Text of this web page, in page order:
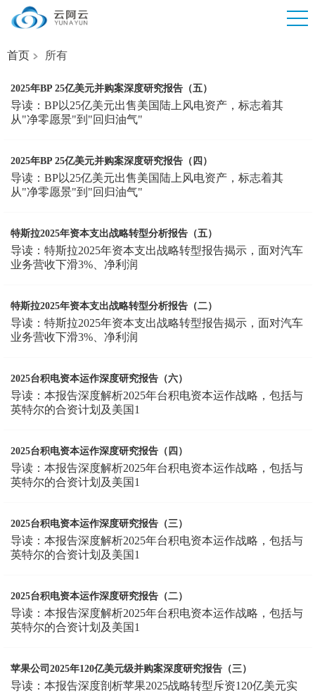
首页 所有
2025年BP 25亿美元并购案深度研究报告（五）
导读：BP以25亿美元出售美国陆上风电资产，标志着其
从"净零愿景"到"回归油气"
2025年BP 25亿美元并购案深度研究报告（四）
导读：BP以25亿美元出售美国陆上风电资产，标志着其
从"净零愿景"到"回归油气"
特斯拉2025年资本支出战略转型分析报告（五）
导读：特斯拉2025年资本支出战略转型报告揭示，面对汽车
业务营收下滑3%、净利润
特斯拉2025年资本支出战略转型分析报告（二）
导读：特斯拉2025年资本支出战略转型报告揭示，面对汽车
业务营收下滑3%、净利润
2025台积电资本运作深度研究报告（六）
导读：本报告深度解析2025年台积电资本运作战略，包括与
英特尔的合资计划及美国1
2025台积电资本运作深度研究报告（四）
导读：本报告深度解析2025年台积电资本运作战略，包括与
英特尔的合资计划及美国1
2025台积电资本运作深度研究报告（三）
导读：本报告深度解析2025年台积电资本运作战略，包括与
英特尔的合资计划及美国1
2025台积电资本运作深度研究报告（二）
导读：本报告深度解析2025年台积电资本运作战略，包括与
英特尔的合资计划及美国1
苹果公司2025年120亿美元级并购案深度研究报告（三）
导读：本报告深度剖析苹果2025战略转型斥资120亿美元实